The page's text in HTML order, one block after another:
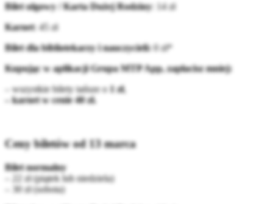
Bilet ulgowy / Karta Dużej Rodziny: 14 zł
Karnet: 45 zł
Bilet dla bibliotekarzy i nauczycieli:0 zł*
Kupując w aplikacji Grupa MTP App, zapłacisz mniej:
– wszystkie bilety tańsze o1 zł,
– karnet w cenie 40 zł.
Ceny biletów od 13 marca
Bilet normalny
– 22 zł (piątek lub niedziela)
– 30 zł (sobota)